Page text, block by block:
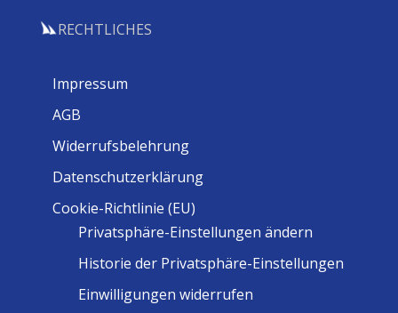
RECHTLICHES
Impressum
AGB
Widerrufsbelehrung
Datenschutzerklärung
Cookie-Richtlinie (EU)
Privatsphäre-Einstellungen ändern
Historie der Privatsphäre-Einstellungen
Einwilligungen widerrufen